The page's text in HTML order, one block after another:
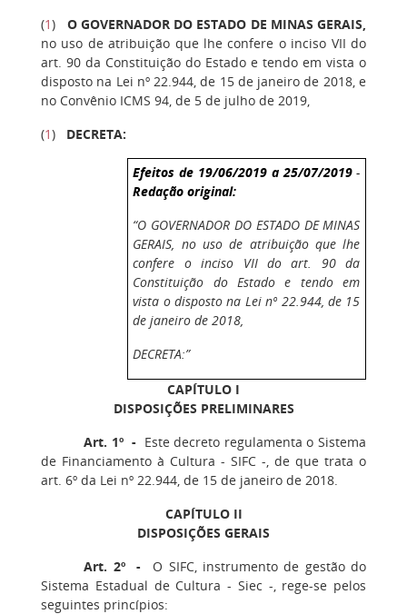
(1) O GOVERNADOR DO ESTADO DE MINAS GERAIS,
no uso de atribuição que lhe confere o inciso VII do
art. 90 da Constituição do Estado e tendo em vista o
disposto na Lei nº 22.944, de 15 de janeiro de 2018, e
no Convênio ICMS 94, de 5 de julho de 2019,
(1) DECRETA:
Efeitos de 19/06/2019 a 25/07/2019-
Redação original:
“O GOVERNADOR DO ESTADO DE MINAS
GERAIS, no uso de atribuição que lhe
confere o inciso VII do art. 90 da
Constituição do Estado e tendo em
vista o disposto na Lei nº 22.944, de 15
de janeiro de 2018,
DECRETA:”
CAPÍTULO I
DISPOSIÇÕES PRELIMINARES
Art. 1º - Este decreto regulamenta o Sistema
de Financiamento à Cultura - SIFC -, de que trata o
art. 6º da Lei nº 22.944, de 15 de janeiro de 2018.
CAPÍTULO II
DISPOSIÇÕES GERAIS
Art. 2º - O SIFC, instrumento de gestão do
Sistema Estadual de Cultura - Siec -, rege-se pelos
seguintes princípios: